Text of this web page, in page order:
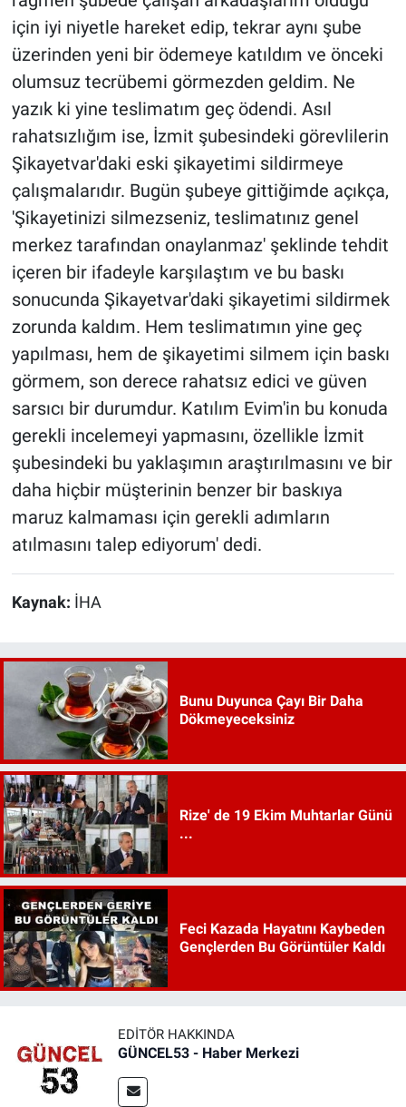
için iyi niyetle hareket edip, tekrar aynı şube
üzerinden yeni bir ödemeye katıldım ve önceki
olumsuz tecrübemi görmezden geldim. Ne
yazık ki yine teslimatım geç ödendi. Asıl
rahatsızlığım ise, İzmit şubesindeki görevlilerin
Şikayetvar'daki eski şikayetimi sildirmeye
çalışmalarıdır. Bugün şubeye gittiğimde açıkça,
'Şikayetinizi silmezseniz, teslimatınız genel
merkez tarafından onaylanmaz' şeklinde tehdit
içeren bir ifadeyle karşılaştım ve bu baskı
sonucunda Şikayetvar'daki şikayetimi sildirmek
zorunda kaldım. Hem teslimatımın yine geç
yapılması, hem de şikayetimi silmem için baskı
görmem, son derece rahatsız edici ve güven
sarsıcı bir durumdur. Katılım Evim'in bu konuda
gerekli incelemeyi yapmasını, özellikle İzmit
şubesindeki bu yaklaşımın araştırılmasını ve bir
daha hiçbir müşterinin benzer bir baskıya
maruz kalmaması için gerekli adımların
atılmasını talep ediyorum' dedi.
Kaynak: İHA
Bunu Duyunca Çayı Bir Daha
Dökmeyeceksiniz
Rize' de 19 Ekim Muhtarlar Günü
...
Feci Kazada Hayatını Kaybeden
Gençlerden Bu Görüntüler Kaldı
EDITÖR HAKKINDA
GÜNCEL53 - Haber Merkezi